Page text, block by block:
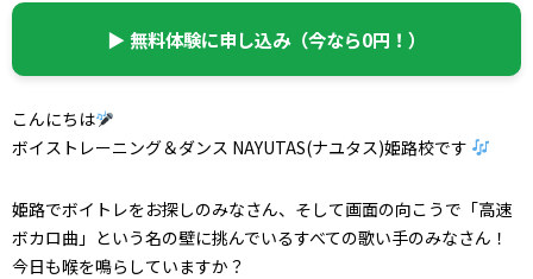
▶︎ 無料体験に申し込み（今なら0円！）
こんにちは
ボイストレーニング＆ダンス NAYUTAS(ナユタス)姫路校です
姫路でボイトレをお探しのみなさん、そして画面の向こうで「高速
ボカロ曲」という名の壁に挑んでいるすべての歌い手のみなさん！
今日も喉を鳴らしていますか？